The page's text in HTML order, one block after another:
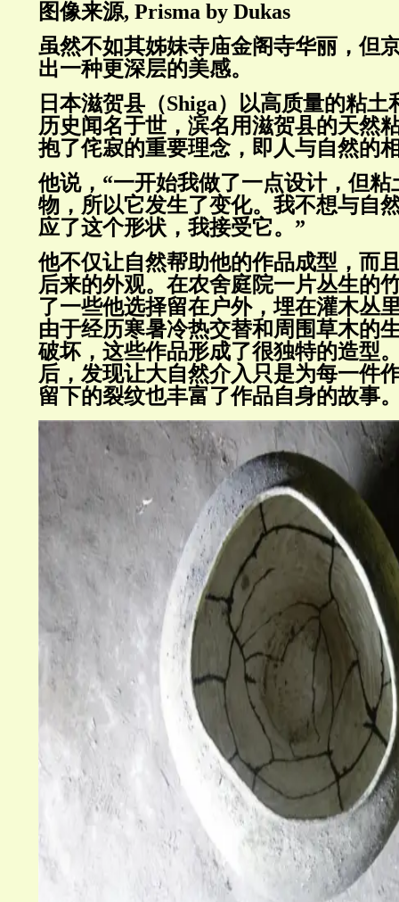
图像来源, Prisma by Dukas
虽然不如其姊妹寺庙金阁寺华丽，但
出一种更深层的美感。
日本滋贺县（Shiga）以高质量的粘
历史闻名于世，滨名用滋贺县的天然
抱了侘寂的重要理念，即人与自然的
他说，“一开始我做了一点设计，但粘
物，所以它发生了变化。我不想与自
应了这个形状，我接受它。”
他不仅让自然帮助他的作品成型，而
后来的外观。在农舍庭院一片丛生的
了一些他选择留在户外，埋在灌木丛
由于经历寒暑冷热交替和周围草木的
破坏，这些作品形成了很独特的造型
后，发现让大自然介入只是为每一件
留下的裂纹也丰富了作品自身的故事